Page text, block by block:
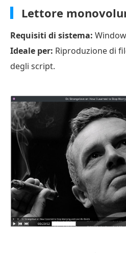
Lettore
Requisiti di sistema:
Ideale per: Riproduzione di
degli script.